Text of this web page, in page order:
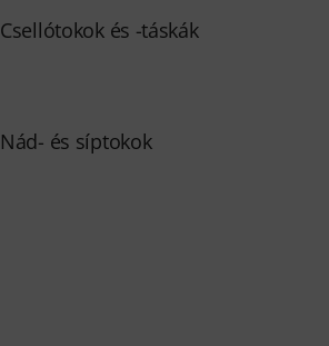
Csellótokok és -táskák
Nád- és síptokok